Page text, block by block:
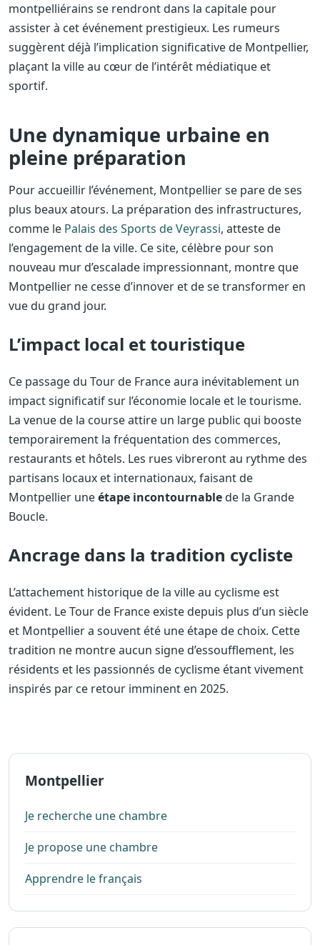
montpelliérains se rendront dans la capitale pour
assister à cet événement prestigieux. Les rumeurs
suggèrent déjà l’implication significative de Montpellier,
plaçant la ville au cœur de l’intérêt médiatique et
sportif.
Une dynamique urbaine en
pleine préparation
Pour accueillir l’événement, Montpellier se pare de ses
plus beaux atours. La préparation des infrastructures,
comme le Palais des Sports de Veyrassi, atteste de
l’engagement de la ville. Ce site, célèbre pour son
nouveau mur d’escalade impressionnant, montre que
Montpellier ne cesse d’innover et de se transformer en
vue du grand jour.
L’impact local et touristique
Ce passage du Tour de France aura inévitablement un
impact significatif sur l’économie locale et le tourisme.
La venue de la course attire un large public qui booste
temporairement la fréquentation des commerces,
restaurants et hôtels. Les rues vibreront au rythme des
partisans locaux et internationaux, faisant de
Montpellier uneétape incontournablede la Grande
Boucle.
Ancrage dans la tradition cycliste
L’attachement historique de la ville au cyclisme est
évident. Le Tour de France existe depuis plus d’un siècle
et Montpellier a souvent été une étape de choix. Cette
tradition ne montre aucun signe d’essoufflement, les
résidents et les passionnés de cyclisme étant vivement
inspirés par ce retour imminent en 2025.
Montpellier
Je recherche une chambre
Je propose une chambre
Apprendre le français